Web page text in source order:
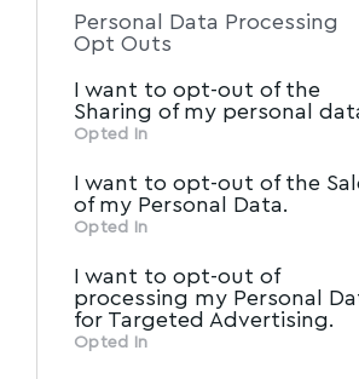
of the further disclosure of
of downstream participants.
information may also be
Participantsthat may further
other third parties.
Personal Data Processing
Opt Outs
I want to opt-out of the
Sharing of my personal
Opted In
I want to opt-out of the
of my Personal Data.
Opted In
I want to opt-out of
processing my Personal
for Targeted Advertising.
Opted In